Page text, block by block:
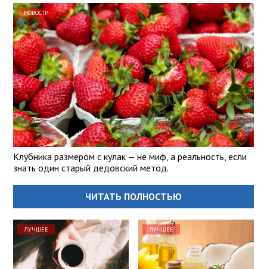
НОВОСТИ
Клубника размером с кулак — не миф, а реальность, если
знать один старый дедовский метод.
ЧИТАТЬ ПОЛНОСТЬЮ
ЛУЧШЕЕ ЛУЧШЕЕ